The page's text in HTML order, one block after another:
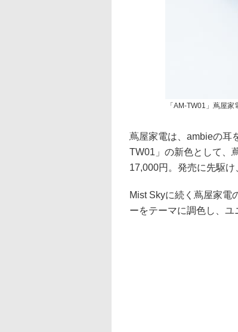
「AM-TW01」蔦屋
蔦屋家電は、ambieの耳
TW01」の新色として、
17,000円。発売に先駆け
Mist Skyに続く蔦屋家電
ーをテーマに調色し、ユ